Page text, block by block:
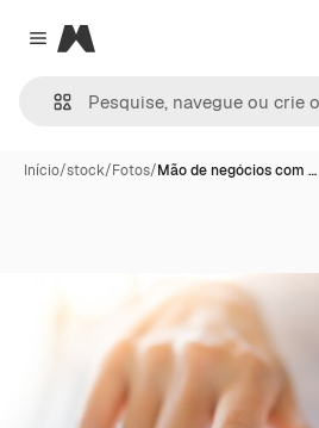
Close menu
Magnific
Início/stock/Fotos/Mão de negócios com …